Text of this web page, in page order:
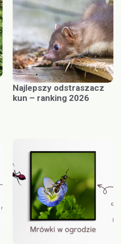
Najlepszy odstraszacz
kun – ranking 2026